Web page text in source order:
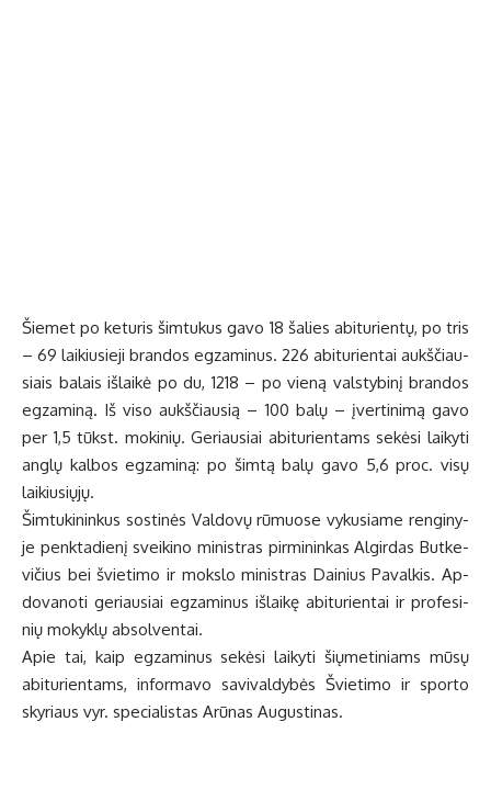
Šie­met po ke­tu­ris šim­tu­kus ga­vo 18 ša­lies abi­tu­rien­tų, po tris
– 69 lai­kiu­sie­ji bran­dos eg­za­mi­nus. 226 abi­tu­rien­tai aukš­čiau­
siais ba­lais iš­lai­kė po du, 1218 – po vie­ną vals­ty­bi­nį bran­dos
eg­za­mi­ną. Iš vi­so aukš­čiau­sią – 100 ba­lų – įver­ti­ni­mą ga­vo
per 1,5 tūkst. mo­ki­nių. Ge­riau­siai abi­tu­rien­tams se­kė­si lai­ky­ti
an­glų kal­bos eg­za­mi­ną: po šim­tą ba­lų ga­vo 5,6 proc. vi­sų
lai­kiu­sių­jų.
Šim­tu­ki­nin­kus sos­ti­nės Val­do­vų rū­muo­se vy­ku­sia­me ren­gi­ny­
je penk­ta­die­nį svei­ki­no mi­nist­ras pir­mi­nin­kas Al­gir­das But­ke­
vi­čius bei švie­ti­mo ir moks­lo mi­nist­ras Dai­nius Pa­val­kis. Ap­
do­va­no­ti ge­riau­siai eg­za­mi­nus iš­lai­kę abi­tu­rien­tai ir pro­fe­si­
nių mo­kyk­lų ab­sol­ven­tai.
Apie tai, kaip eg­za­mi­nus se­kė­si lai­ky­ti šių­me­ti­niams mū­sų
abi­tu­rien­tams, in­for­ma­vo sa­vi­val­dy­bės Švie­ti­mo ir spor­to
sky­riaus vyr. spe­cia­lis­tas Arū­nas Au­gus­ti­nas.